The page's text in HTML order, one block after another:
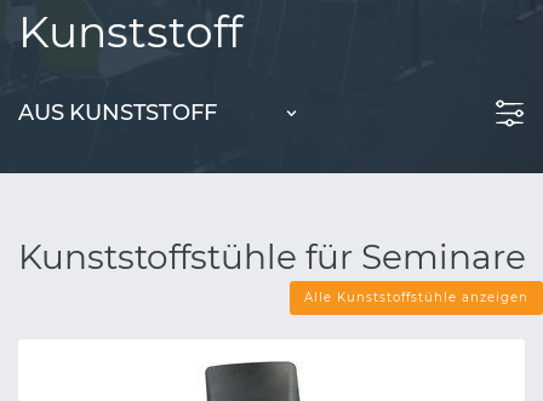
Kunststoff
AUS KUNSTSTOFF
Kunststoffstühle für Seminare
Alle Kunststoffstühle anzeigen